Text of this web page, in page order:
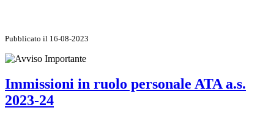
Pubblicato il 16-08-2023
Immissioni in ruolo personale ATA a.s.
2023-24